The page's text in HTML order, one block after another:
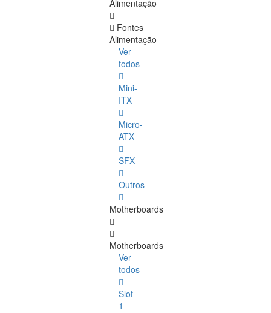
Alimentação
Fontes
Alimentação
Ver
todos
Mini-
ITX
Micro-
ATX
SFX
Outros
Motherboards
Motherboards
Ver
todos
Slot
1